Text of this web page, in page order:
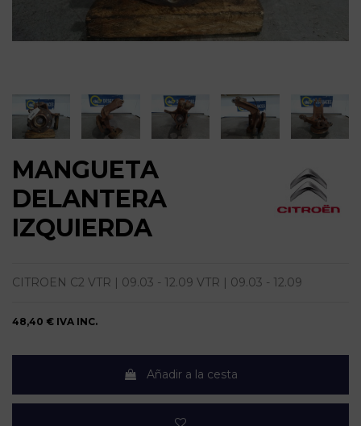
MANGUETA
DELANTERA
IZQUIERDA
CITROEN C2 VTR | 09.03 - 12.09 VTR | 09.03 - 12.09
48,40 € IVA INC.
Añadir a la cesta